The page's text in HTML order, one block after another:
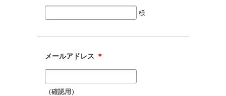
様
メールアドレス ＊
（確認用）